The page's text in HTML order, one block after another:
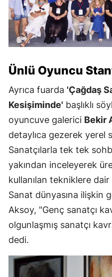
Ünlü Oyuncu
Ayrıca fuarda 'Çağdaş
Kesişiminde' başlıklı
oyuncuve galerici Bekir
detaylıca gezerek yerel
Sanatçılarla tek tek
yakından inceleyerek
kullanılan tekniklere
Sanat dünyasına ilişkin
Aksoy, "Genç sanatçı
olgunlaşmış sanatçı
dedi.